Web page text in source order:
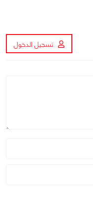
تسجيل الدخول